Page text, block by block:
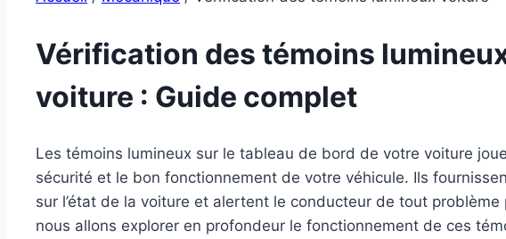
Vérification des témoins
voiture : Guide complet
Les témoins lumineux sur le tableau de bord de votre voiture
sécurité et le bon fonctionnement de votre véhicule. Ils
sur l’état de la voiture et alertent le conducteur de tout
nous allons explorer en profondeur le fonctionnement de ces